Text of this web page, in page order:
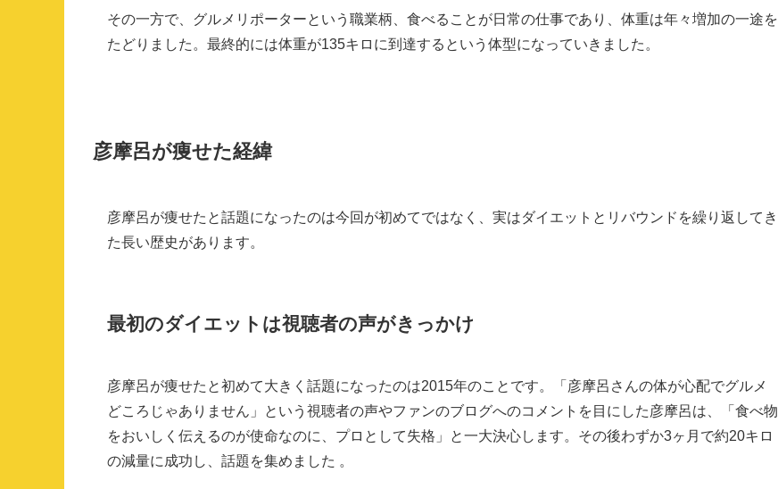
その一方で、グルメリポーターという職業柄、食べることが日常の仕事であり、体重は年々増加の一途を
たどりました。最終的には体重が135キロに到達するという体型になっていきました。
彦摩呂が痩せた経緯
彦摩呂が痩せたと話題になったのは今回が初めてではなく、実はダイエットとリバウンドを繰り返してき
た長い歴史があります。
最初のダイエットは視聴者の声がきっかけ
彦摩呂が痩せたと初めて大きく話題になったのは2015年のことです。「彦摩呂さんの体が心配でグルメ
どころじゃありません」という視聴者の声やファンのブログへのコメントを目にした彦摩呂は、「食べ物
をおいしく伝えるのが使命なのに、プロとして失格」と一大決心します。その後わずか3ヶ月で約20キロ
の減量に成功し、話題を集めました 。